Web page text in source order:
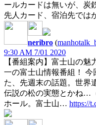
ールカードは無いが、炭
先人カード、宿泊先では
neribro (
9:30 AM 7/01 2020
【番組案内】富士山の
一の富士山情報番組！
た、先週末の話題。世界
伝説の松の実態とかね…
ホール。富士山… https://